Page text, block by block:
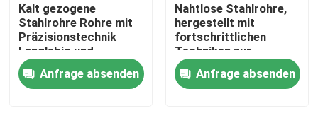
Verzinkte Stahlspule
PPGI-Stahlspule
Kalt gezogene
Stahlrohre Rohre mit
Präzisionstechnik
Langlebig und
korrosionsbeständig
geeignet für
mechanische
Anfrage absenden
Nahtlose Stahlrohre,
hergestellt mit
fortschrittlichen
Techniken zur
Gewährleistung von
Langlebigkeit und
Zuverlässigkeit in
Anfrage absenden